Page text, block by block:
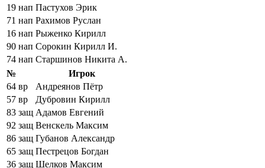
19 нап Пастухов Эрик
71 нап Рахимов Руслан
16 нап Рыженко Кирилл
90 нап Сорокин Кирилл И.
74 нап Старшинов Никита А.
№
Игрок
64 вр
Андреянов Пётр
57 вр
Дубровин Кирилл
83 защ Адамов Евгений
92 защ Венскель Максим
86 защ Губанов Александр
65 защ Пестрецов Богдан
36 защ Шелков Максим